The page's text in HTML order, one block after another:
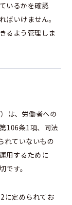
いるかを確認
ばいけません。
るよう管理しま
は、労働者への
106条1項、同法
れていないもの
用するために
です。
に定められてお